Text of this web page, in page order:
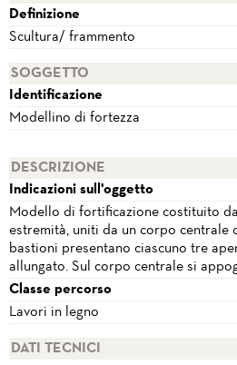
Definizione
Scultura/ frammento
SOGGETTO
Identificazione
Modellino di fortezza
DESCRIZIONE
Indicazioni sull'oggetto
Modello di fortificazione costituito
estremità, uniti da un corpo centrale
bastioni presentano ciascuno tre
allungato. Sul corpo centrale si
Classe percorso
Lavori in legno
DATI TECNICI